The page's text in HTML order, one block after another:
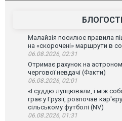
Малайзія посилює правила
на «скорочені» маршрути в
06.08.2026, 02:31
Отримає рахунок на
чергової невдачі (Факти)
06.08.2026, 02:01
«І суддю лупцювали, і між
грає у Грузії, розпочав
сільському футболі (NV)
06.08.2026, 01:31